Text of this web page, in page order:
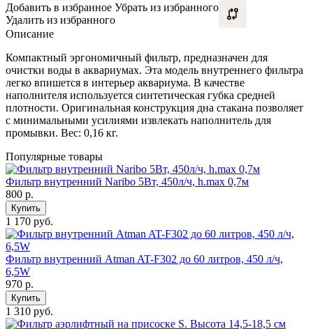
Добавить в избранное Убрать из избранного
Удалить из избранного
Описание
Компактный эргономичный фильтр, предназначен для
очистки воды в аквариумах. Эта модель внутреннего фильтра
легко впишется в интерьер аквариума. В качестве
наполнителя используется синтетическая губка средней
плотности. Оригинальная конструкция дна стакана позволяет
с минимальными усилиями извлекать наполнитель для
промывки. Вес: 0,16 кг.
Популярные товары
Фильтр внутренний Naribo 5Вт, 450л/ч, h.max 0,7м
800 р.
Купить
1 170 руб.
Фильтр внутренний Atman AT-F302 до 60 литров, 450 л/ч,
6,5W
970 р.
Купить
1 310 руб.